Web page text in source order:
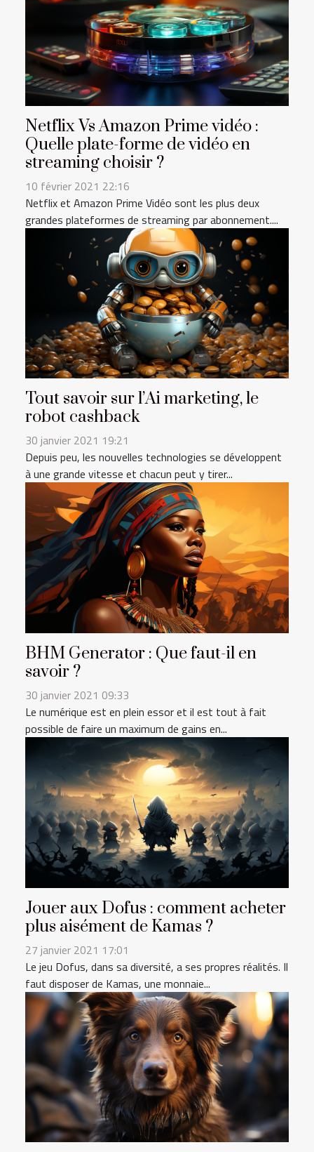
Netflix Vs Amazon Prime vidéo :
Quelle plate-forme de vidéo en
streaming choisir ?
10 février 2021 22:16
Netflix et Amazon Prime Vidéo sont les plus deux
grandes plateformes de streaming par abonnement....
Tout savoir sur l’Ai marketing, le
robot cashback
30 janvier 2021 19:21
Depuis peu, les nouvelles technologies se développent
à une grande vitesse et chacun peut y tirer...
BHM Generator : Que faut-il en
savoir ?
30 janvier 2021 09:33
Le numérique est en plein essor et il est tout à fait
possible de faire un maximum de gains en...
Jouer aux Dofus : comment acheter
plus aisément de Kamas ?
27 janvier 2021 17:01
Le jeu Dofus, dans sa diversité, a ses propres réalités. Il
faut disposer de Kamas, une monnaie...